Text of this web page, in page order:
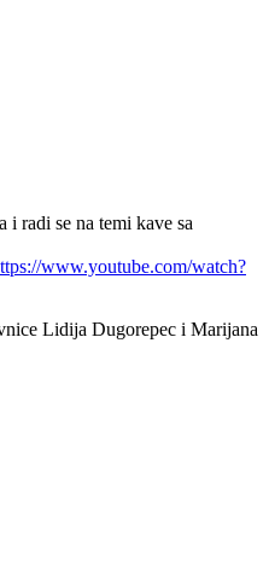
radi se na temi kave sa
www.youtube.com/watch?
Lidija Dugorepec i Marijana